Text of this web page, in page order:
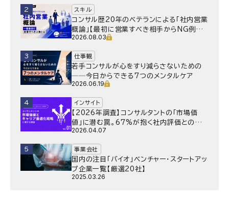
2 スキル
コンサル歴20年のベテランによる「社内営業
概論」【最初に営業すべき相手からNG例ま
で】
2026.08.03
3 仕事観
若手コンサルが心をすり減らさないための
──今日からできる7つのメンタルケア
2026.06.19
4 インサイト
【2026年調査】コンサルタントの「市場価
値」に潜む罠。67%が抱く社内評価との乖
離と、採用側が抱く“本音”の懸念とは
2026.04.07
5 事業会社
国内の注目「バイオ」ベンチャー・スタートアッ
プ企業一覧【厳選20社】
2025.03.26